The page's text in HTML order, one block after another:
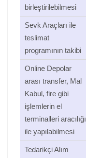
birleştirilebilmesi
Sevk Araçları ile
teslimat
programının takibi
Online Depolar
arası transfer, Mal
Kabul, fire gibi
işlemlerin el
terminalleri aracılığı
ile yapılabilmesi
Tedarikçi Alım